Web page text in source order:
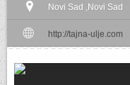
Novi Sad ,Novi Sad
http://tajna-ulje.com